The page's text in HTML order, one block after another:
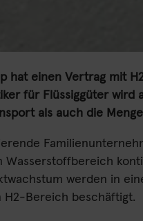
hat einen Vertrag mit
für Flüssiggüter
als auch die
Wasserstoffbereich
werden in
H2-Bereich beschäftigt.